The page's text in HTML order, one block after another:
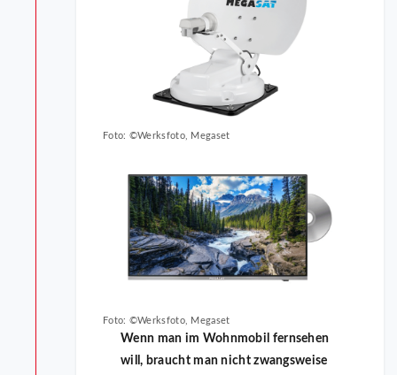
Foto: ©Werksfoto, Megaset
Foto: ©Werksfoto, Megaset
Wenn man im Wohnmobil fernsehen
will, braucht man nicht zwangsweise